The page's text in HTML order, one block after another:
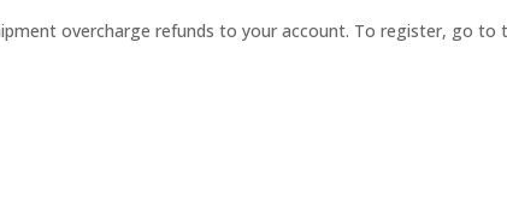
overcharge refunds to your account. To register, go to